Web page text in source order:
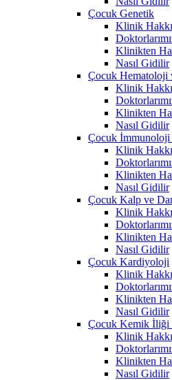
Çocuk Genetik
Klinik
Klinikten
Nasıl Gidilir
Çocuk Hematoloji
Klinik
Klinikten
Nasıl Gidilir
Çocuk
Klinik
Klinikten
Nasıl Gidilir
Çocuk Kalp ve
Klinik
Klinikten
Nasıl Gidilir
Çocuk Kardiyoloji
Klinik
Klinikten
Nasıl Gidilir
Çocuk Kemik İliği
Klinik
Klinikten
Nasıl Gidilir